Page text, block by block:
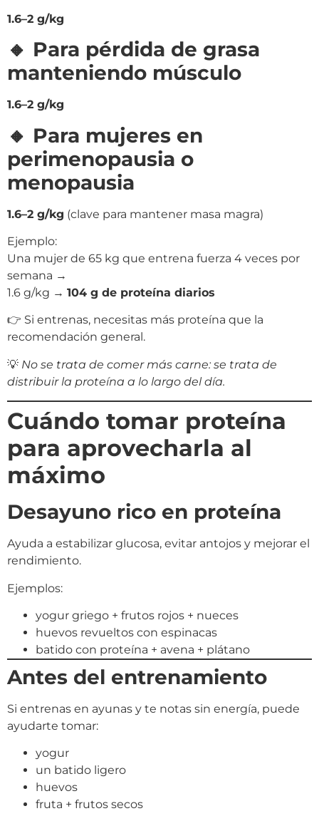
1.6–2 g/kg
🔸 Para pérdida de grasa
manteniendo músculo
1.6–2 g/kg
🔸 Para mujeres en
perimenopausia o
menopausia
1.6–2 g/kg (clave para mantener masa magra)
Ejemplo:
Una mujer de 65 kg que entrena fuerza 4 veces por
semana →
1.6 g/kg → 104 g de proteína diarios
👉 Si entrenas, necesitas más proteína que la
recomendación general.
💡 No se trata de comer más carne: se trata de
distribuir la proteína a lo largo del día.
Cuándo tomar proteína
para aprovecharla al
máximo
Desayuno rico en proteína
Ayuda a estabilizar glucosa, evitar antojos y mejorar el
rendimiento.
Ejemplos:
yogur griego + frutos rojos + nueces
huevos revueltos con espinacas
batido con proteína + avena + plátano
Antes del entrenamiento
Si entrenas en ayunas y te notas sin energía, puede
ayudarte tomar:
yogur
un batido ligero
huevos
fruta + frutos secos